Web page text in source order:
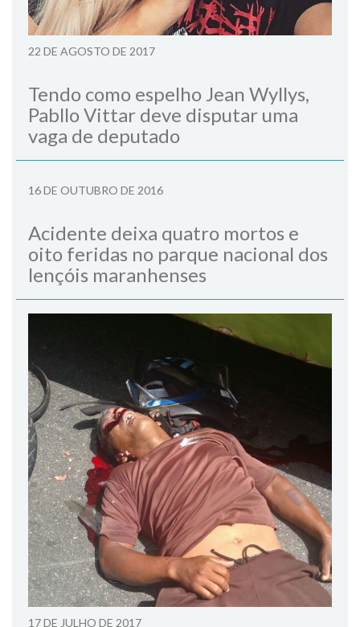
22 DE AGOSTO DE 2017
Tendo como espelho Jean Wyllys,
Pabllo Vittar deve disputar uma
vaga de deputado
16 DE OUTUBRO DE 2016
Acidente deixa quatro mortos e
oito feridas no parque nacional dos
lençóis maranhenses
17 DE JULHO DE 2017